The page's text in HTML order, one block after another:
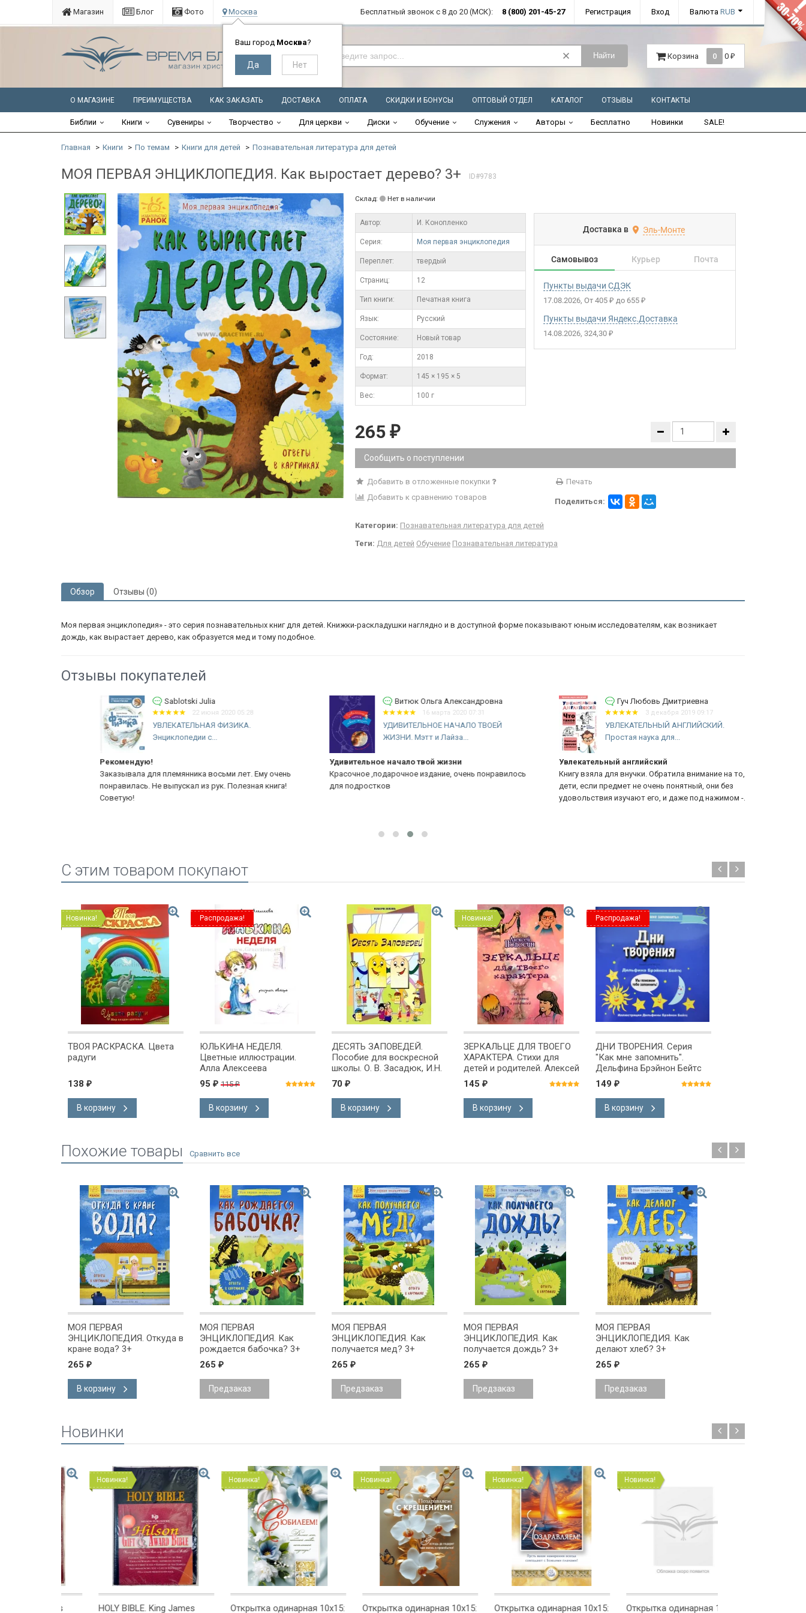
Магазин Блог Фото Москва
Ваш город Москва?
Бесплатный звонок с 8 до 20 (МСК): 8 (800) 201-45-27 Регистрация Вход Валюта RUB
Найти Корзина 0 0 ₽
О МАГАЗИНЕ ПРЕИМУЩЕСТВА КАК ЗАКАЗАТЬ ДОСТАВКА ОПЛАТА СКИДКИ И БОНУСЫ ОПТОВЫЙ ОТДЕЛ КАТАЛОГ ОТЗЫВЫ КОНТАКТЫ
Библии Книги Сувениры Творчество Для церкви Диски Обучение Служения Авторы Бесплатно Новинки SALE!
Главная Книги По темам Книги для детей Познавательная литература для детей
МОЯ ПЕРВАЯ ЭНЦИКЛОПЕДИЯ. Как выростает дерево? 3+ ID#9783
Склад: Нет в наличии
Автор: И. Конопленко
Серия: Моя первая энциклопедия
Переплет: твердый
Cтраниц: 12
Тип книги: Печатная книга
Язык: Русский
Состояние: Новый товар
Год: 2018
Формат: 145 × 195 × 5
Вес: 100 г
Доставка в Эль-Монте
Самовывоз Курьер Почта
Пункты выдачи СДЭК
17.08.2026 От 405₽ до 655₽
Пункты выдачи Яндекс.Доставка
14.08.2026 324,30₽
265 ₽
Сообщить о поступлении
Добавить в отложенные покупки
Печать
Добавить к сравнению товаров
Поделиться:
Категории: Познавательная литература для детей
Теги: Для детей Обучение Познавательная литература
Обзор Отзывы (0)
Моя первая энциклопедия» - это серия познавательных книг для детей. Книжки-раскладушки наглядно и в доступной форме показывают юным исследователям, как возникает
дождь, как вырастает дерево, как образуется мед и тому подобное.
Отзывы покупателей
Sablotski Julia
22 июня 2020 05:28
УВЛЕКАТЕЛЬНАЯ ФИЗИКА.
Энциклопедии с...
Рекомендую!
Заказывала для племянника восьми лет. Ему очень
понравилась. Не выпускал из рук. Полезная книга!
Советую!
Витюк Ольга Александровна
16 марта 2020 07:31
УДИВИТЕЛЬНОЕ НАЧАЛО ТВОЕЙ
ЖИЗНИ. Мэтт и Лайза...
Удивительное начало твой жизни
Красочное ,подарочное издание, очень понравилось
для подростков
Гуч Любовь Дмитриевна
3 декабря 2019 09:17
УВЛЕКАТЕЛЬНЫЙ АНГЛИЙСКИЙ.
Простая наука для...
Увлекательный английский
Книгу взяла для внучки. Обратила внимание на то, что
дети, если предмет не очень понятный, они без
удовольствия изучают его, и даже под нажимом -...Еще
C этим товаром покупают
Новинка!
ТВОЯ РАСКРАСКА. Цвета
радуги
138 ₽
В корзину
Распродажа!
ЮЛЬКИНА НЕДЕЛЯ.
Цветные иллюстрации.
Алла Алексеева
95 ₽ 115₽
В корзину
ДЕСЯТЬ ЗАПОВЕДЕЙ.
Пособие для воскресной
школы. О. В. Засадюк, И.Н.
Гриненко
70 ₽
В корзину
Новинка!
ЗЕРКАЛЬЦЕ ДЛЯ ТВОЕГО
ХАРАКТЕРА. Стихи для
детей и родителей. Алексей
Полосин
145 ₽
В корзину
Распродажа!
ДНИ ТВОРЕНИЯ. Серия
"Как мне запомнить".
Дельфина Брэйнон Бейтc
149 ₽
В корзину
Похожие товары
МОЯ ПЕРВАЯ
ЭНЦИКЛОПЕДИЯ. Откуда в
кране вода? 3+
265 ₽
В корзину
МОЯ ПЕРВАЯ
ЭНЦИКЛОПЕДИЯ. Как
рождается бабочка? 3+
265 ₽
Предзаказ
МОЯ ПЕРВАЯ
ЭНЦИКЛОПЕДИЯ. Как
получается мед? 3+
265 ₽
Предзаказ
МОЯ ПЕРВАЯ
ЭНЦИКЛОПЕДИЯ. Как
получается дождь? 3+
265 ₽
Предзаказ
МОЯ ПЕРВАЯ
ЭНЦИКЛОПЕДИЯ. Как
делают хлеб? 3+
265 ₽
Предзаказ
Новинки
Новинка!
HOLY BIBLE. King James
Новинка!
Открытка одинарная 10x15:
Новинка!
Открытка одинарная 10x15:
Новинка!
Открытка одинарная 10x15:
Новинка!
Открытка одинарная 10x15: